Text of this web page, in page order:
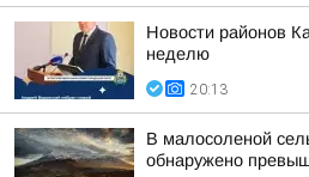
Новости районов
неделю
20:13
В малосоленой
обнаружено